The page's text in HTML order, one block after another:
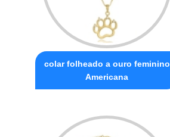
colar folheado a ouro feminino
Americana